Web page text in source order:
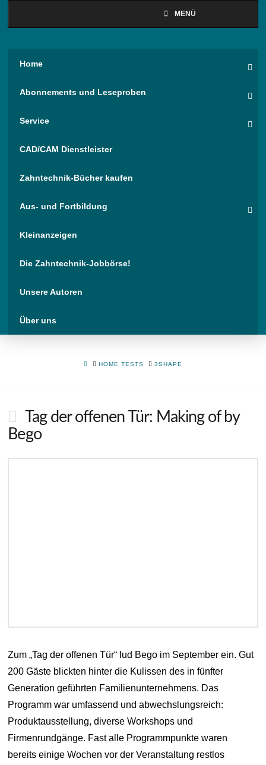
MENÜ
Home
Abonnements und Leseproben
Service
CAD/CAM Dienstleister
Zahntechnik-Bücher kaufen
Aus- und Fortbildung
Kleinanzeigen
Die Zahntechnik-Jobbörse!
Unsere Autoren
Über uns
HOMEHOME TESTS 3SHAPE
Tag der offenen Tür: Making of by
Bego
Zum „Tag der offenen Tür“ lud Bego im September ein. Gut
200 Gäste blickten hinter die Kulissen des in fünfter
Generation geführten Familienunternehmens. Das
Programm war umfassend und abwechslungsreich:
Produktausstellung, diverse Workshops und
Firmenrundgänge. Fast alle Programmpunkte waren
bereits einige Wochen vor der Veranstaltung restlos